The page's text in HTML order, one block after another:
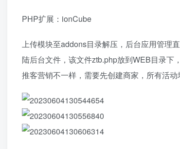
PHP扩展：ionCube
上传模块至addons目录解压，后台应用管理
陆后台文件，该文件ztb.php放到WEB目录下
推客营销不一样，需要先创建商家，所有活